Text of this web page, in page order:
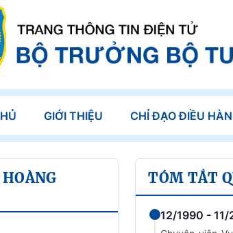
GIỚI THIỆU CHỈ ĐẠO ĐIỀU
TÓM TẮT
12/1990 -